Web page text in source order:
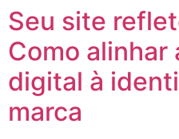
para
conteúdo
Seu site
Como alinhar
digital à
marca